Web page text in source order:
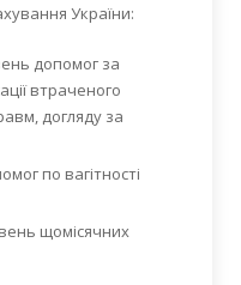
України:
допомог за
втраченого
догляду за
по вагітності
щомісячних